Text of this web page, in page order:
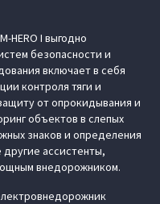
I выгодно
безопасности и
включает в себя
контроля тяги и
от опрокидывания и
объектов в слепых
знаков и определения
ассистенты,
внедорожником.